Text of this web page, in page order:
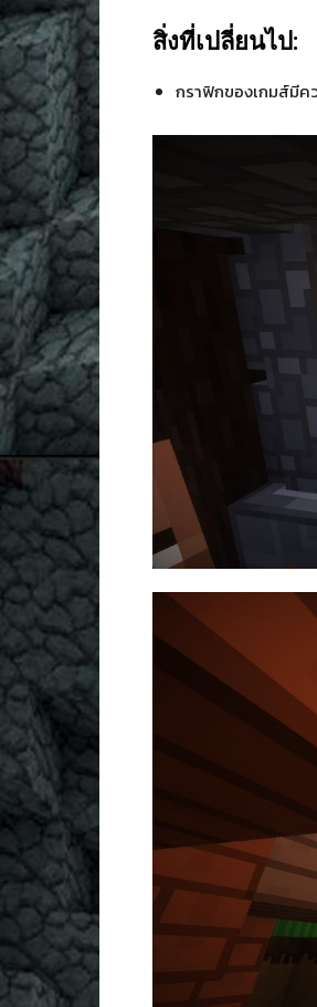
สิ่งที่เปลี่ยนไป:
กราฟิกของเกมส์มีค